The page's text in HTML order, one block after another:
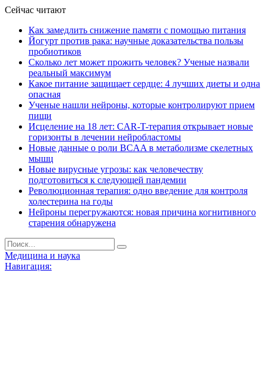
Сейчас читают
Как замедлить снижение памяти с помощью питания
Йогурт против рака: научные доказательства пользы
пробиотиков
Сколько лет может прожить человек? Ученые назвали
реальный максимум
Какое питание защищает сердце: 4 лучших диеты и одна
опасная
Ученые нашли нейроны, которые контролируют прием
пищи
Исцеление на 18 лет: CAR-T-терапия открывает новые
горизонты в лечении нейробластомы
Новые данные о роли BCAA в метаболизме скелетных
мышц
Новые вирусные угрозы: как человечеству
подготовиться к следующей пандемии
Революционная терапия: одно введение для контроля
холестерина на годы
Нейроны перегружаются: новая причина когнитивного
старения обнаружена
Медицина и наука
Навигация: